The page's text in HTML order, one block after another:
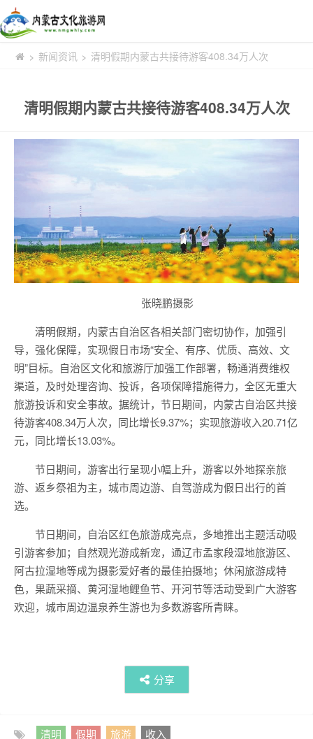
> 新闻资讯 > 清明假期内蒙古共接待游客408.34万人次
清明假期内蒙古共接待游客408.34万人次
张晓鹏摄影
清明假期，内蒙古自治区各相关部门密切协作，加强引
导，强化保障，实现假日市场“安全、有序、优质、高效、文
明”目标。自治区文化和旅游厅加强工作部署，畅通消费维权
渠道，及时处理咨询、投诉，各项保障措施得力，全区无重大
旅游投诉和安全事故。据统计，节日期间，内蒙古自治区共接
待游客408.34万人次，同比增长9.37%；实现旅游收入20.71亿
元，同比增长13.03%。
节日期间，游客出行呈现小幅上升，游客以外地探亲旅
游、返乡祭祖为主，城市周边游、自驾游成为假日出行的首
选。
节日期间，自治区红色旅游成亮点，多地推出主题活动吸
引游客参加；自然观光游成新宠，通辽市孟家段湿地旅游区、
阿古拉湿地等成为摄影爱好者的最佳拍摄地；休闲旅游成特
色，果蔬采摘、黄河湿地鲤鱼节、开河节等活动受到广大游客
欢迎，城市周边温泉养生游也为多数游客所青睐。
分享
清明 假期 旅游 收入